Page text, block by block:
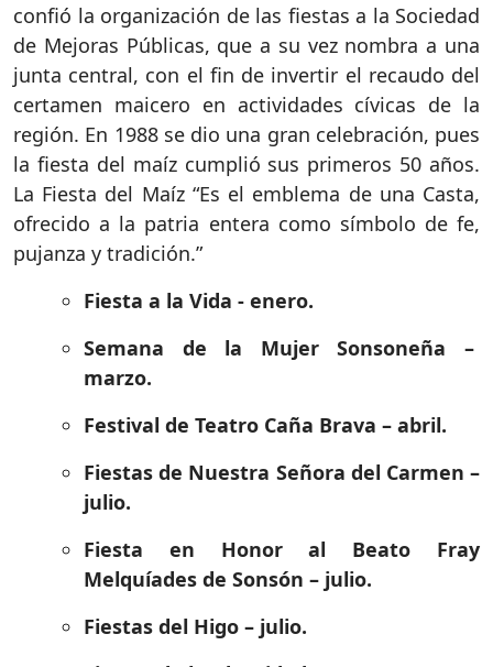
confió la organización de las fiestas a la Sociedad
de Mejoras Públicas, que a su vez nombra a una
junta central, con el fin de invertir el recaudo del
certamen maicero en actividades cívicas de la
región. En 1988 se dio una gran celebración, pues
la fiesta del maíz cumplió sus primeros 50 años.
La Fiesta del Maíz “Es el emblema de una Casta,
ofrecido a la patria entera como símbolo de fe,
pujanza y tradición.”
Fiesta a la Vida - enero.
Semana de la Mujer Sonsoneña –
marzo.
Festival de Teatro Caña Brava – abril.
Fiestas de Nuestra Señora del Carmen –
julio.
Fiesta en Honor al Beato Fray
Melquíades de Sonsón – julio.
Fiestas del Higo – julio.